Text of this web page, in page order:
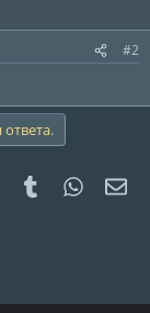
#2
PinterestTumblr